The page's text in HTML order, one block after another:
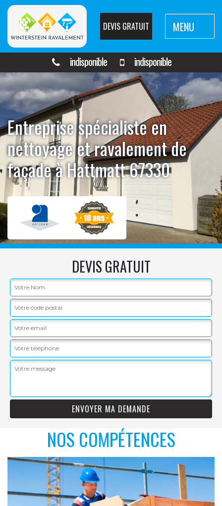
DEVIS GRATUIT MENU
indisponible indisponible
Entreprise spécialiste en
nettoyage et ravalement de
façade à Hattmatt 67330
DEVIS GRATUIT
NOS COMPÉTENCES